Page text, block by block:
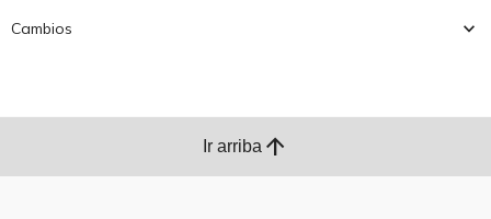
Cambios
Ir arriba arrow_upward